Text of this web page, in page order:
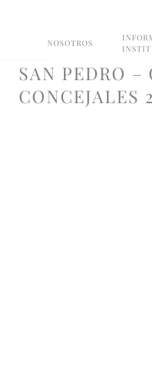
NOSOTROS
SAN PEDRO –
CONCEJALES